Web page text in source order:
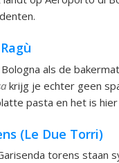
als de
krijg je echter geen
pasta en het is
(Le Due Torri)
torens staan